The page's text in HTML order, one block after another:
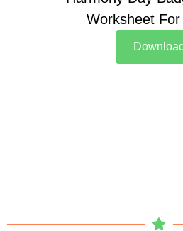
Worksheet
Download